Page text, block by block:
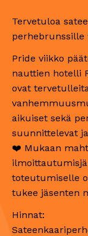
Tervetuloa
perhebrunssille
Pride viikko
nauttien hotelli
ovat
aikuiset sekä
suunnittelevat
❤️ Mukaan
toteutumiselle
tukee jäsenten
Hinnat: